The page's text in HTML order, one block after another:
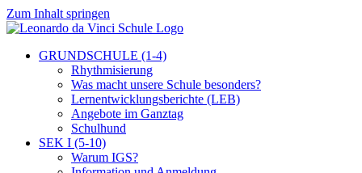
Zum Inhalt springen
GRUNDSCHULE (1-4)
Rhythmisierung
Was macht unsere Schule besonders?
Lernentwicklungsberichte (LEB)
Angebote im Ganztag
Schulhund
SEK I (5-10)
Warum IGS?